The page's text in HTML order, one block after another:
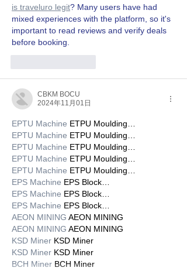
is traveluro legit? Many users have had
mixed experiences with the platform, so it's
important to read reviews and verify deals
before booking.
CBKM BOCU
2024年11月01日
EPTU Machine ETPU Moulding…
EPTU Machine ETPU Moulding…
EPTU Machine ETPU Moulding…
EPTU Machine ETPU Moulding…
EPTU Machine ETPU Moulding…
EPS Machine EPS Block…
EPS Machine EPS Block…
EPS Machine EPS Block…
AEON MINING AEON MINING
AEON MINING AEON MINING
KSD Miner KSD Miner
KSD Miner KSD Miner
BCH Miner BCH Miner